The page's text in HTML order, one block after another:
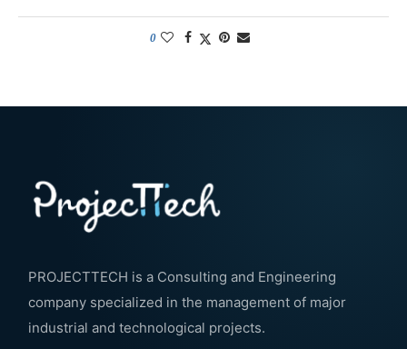
0
PROJECTTECH is a Consulting and Engineering
company specialized in the management of major
industrial and technological projects.